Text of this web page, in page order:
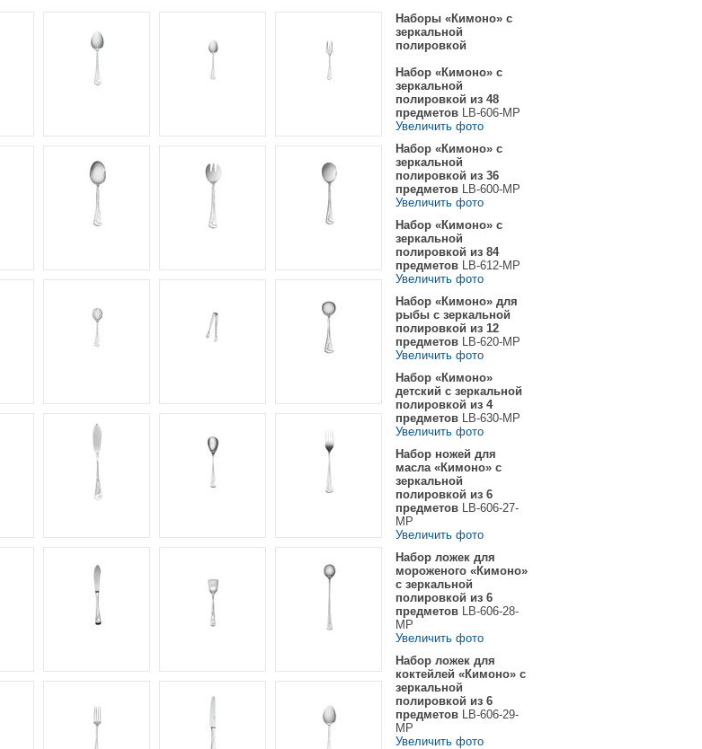
Наборы «Кимоно» с
зеркальной
полировкой
Набор «Кимоно» с
зеркальной
полировкой из 48
предметов LB-606-MP
Увеличить фото
Набор «Кимоно» с
зеркальной
полировкой из 36
предметов LB-600-MP
Увеличить фото
Набор «Кимоно» с
зеркальной
полировкой из 84
предметов LB-612-MP
Увеличить фото
Набор «Кимоно» для
рыбы с зеркальной
полировкой из 12
предметов LB-620-MP
Увеличить фото
Набор «Кимоно»
детский с зеркальной
полировкой из 4
предметов LB-630-MP
Увеличить фото
Набор ножей для
масла «Кимоно» с
зеркальной
полировкой из 6
предметов LB-606-27-
MP
Увеличить фото
Набор ложек для
мороженого «Кимоно»
с зеркальной
полировкой из 6
предметов LB-606-28-
MP
Увеличить фото
Набор ложек для
коктейлей «Кимоно» с
зеркальной
полировкой из 6
предметов LB-606-29-
MP
Увеличить фото